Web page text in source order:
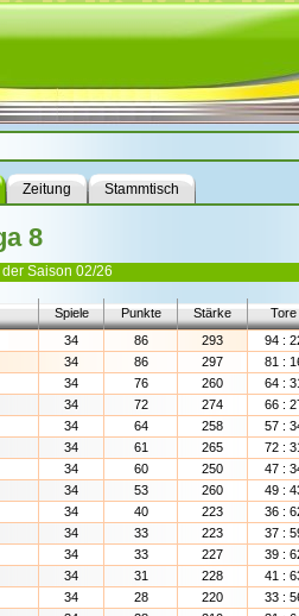
Zeitung Stammtisch
8
Saison 02/26
Spiele Punkte Stärke
Tore
34 86 293
94 :
34 86 297
81 :
34 76 260
64 :
34 72 274
66 :
34 64 258
57 :
34 61 265
72 :
34 60 250
47 :
34 53 260
49 :
34 40 223
36 :
34 33 223
37 :
34 33 227
39 :
34 31 228
41 :
34 28 220
33 :